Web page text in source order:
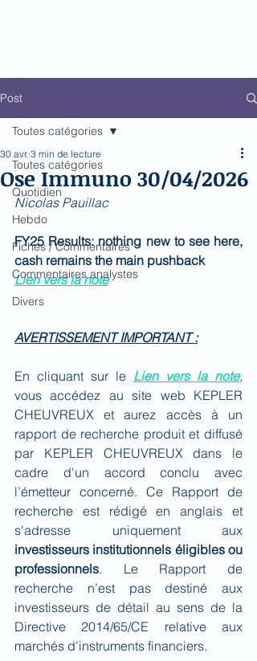
Post
Toutes catégories
Quotidien
Hebdo
Fiches / Commentaires
Commentaires analystes
Divers
Toutes catégories
Ose Immuno 30/04/2026
30 avr. 3 min de lecture
Nicolas Pauillac
FY25 Results: nothing new to see here,
cash remains the main pushback
Lien vers la note
AVERTISSEMENT IMPORTANT :
En cliquant sur le Lien vers la note,
vous accédez au site web KEPLER
CHEUVREUX et aurez accès à un
rapport de recherche produit et diffusé
par KEPLER CHEUVREUX dans le
cadre d'un accord conclu avec
l’émetteur concerné. Ce Rapport de
recherche est rédigé en anglais et
investisseurs institutionnels éligibles ou
professionnels. Le Rapport de
recherche n’est pas destiné aux
investisseurs de détail au sens de la
Directive 2014/65/CE relative aux
marchés d'instruments financiers.